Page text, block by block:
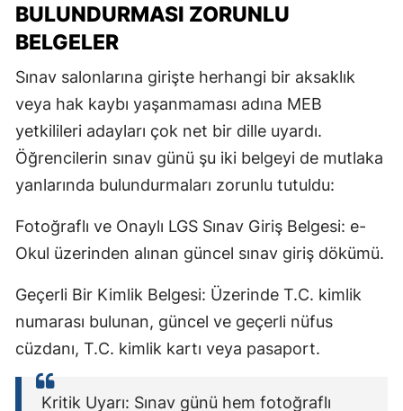
BULUNDURMASI ZORUNLU
BELGELER
Sınav salonlarına girişte herhangi bir aksaklık
veya hak kaybı yaşanmaması adına MEB
yetkilileri adayları çok net bir dille uyardı.
Öğrencilerin sınav günü şu iki belgeyi de mutlaka
yanlarında bulundurmaları zorunlu tutuldu:
Fotoğraflı ve Onaylı LGS Sınav Giriş Belgesi: e-
Okul üzerinden alınan güncel sınav giriş dökümü.
Geçerli Bir Kimlik Belgesi: Üzerinde T.C. kimlik
numarası bulunan, güncel ve geçerli nüfus
cüzdanı, T.C. kimlik kartı veya pasaport.
Kritik Uyarı: Sınav günü hem fotoğraflı